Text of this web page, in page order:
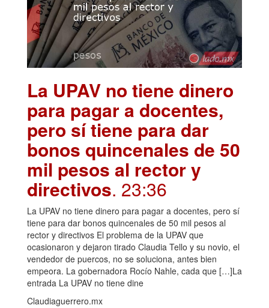
La UPAV no tiene dinero
para pagar a docentes,
pero sí tiene para dar
bonos quincenales de 50
mil pesos al rector y
directivos. 23:36
La UPAV no tiene dinero para pagar a docentes, pero sí
tiene para dar bonos quincenales de 50 mil pesos al
rector y directivos El problema de la UPAV que
ocasionaron y dejaron tirado Claudia Tello y su novio, el
vendedor de puercos, no se soluciona, antes bien
empeora. La gobernadora Rocío Nahle, cada que […]La
entrada La UPAV no tiene dine
Claudiaguerrero.mx